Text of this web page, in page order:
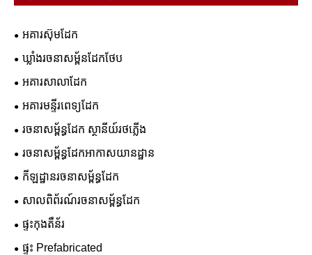
អគារស៊ុមដែក
ឃ្លាំងរចនាសម្ព័នដែកថែប
អគារសាលាដែក
អគារមន្ទីរពេទ្យដែក
រចនាសម្ព័ន្ធដែក ស្ថានីយ៍រថភ្លើង
រចនាសម្ព័ន្ធដែកអាកាសយានដ្ឋាន
កីឡដ្ឋានរចនាសម្ព័ន្ធដែក
សាលពិព័រណ៍រចនាសម្ព័ន្ធដែក
ផ្ទះកុងតឺន័រ
ផ្ទះ Prefabricated